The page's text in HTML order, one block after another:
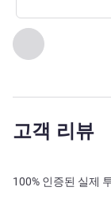
이전 - 레스토
4/ 페이지 , 레스
고객 리뷰
100% 인증된 실제